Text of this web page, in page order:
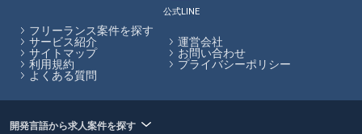
ぶのがおすすめです。フリーランスHubでは、各エージェントのサービ
ス内容やその比較をサイト内で行うことができます。
フリーランスHubはお客様のフリーランス案件探しを最大限サポートし
ていきます。
公式LINE
フリーランス案件を探す
サービス紹介
運営会社
サイトマップ
お問い合わせ
利用規約
プライバシーポリシー
よくある質問
開発言語から求人案件を探す